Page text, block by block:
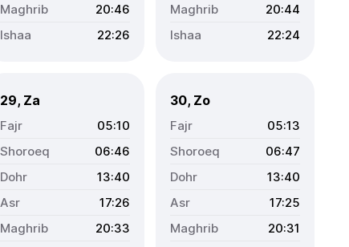
20:46
22:26
20:44
22:24
29, Za
05:10
06:46
13:40
17:26
20:33
30, Zo
05:13
06:47
13:40
17:25
20:31